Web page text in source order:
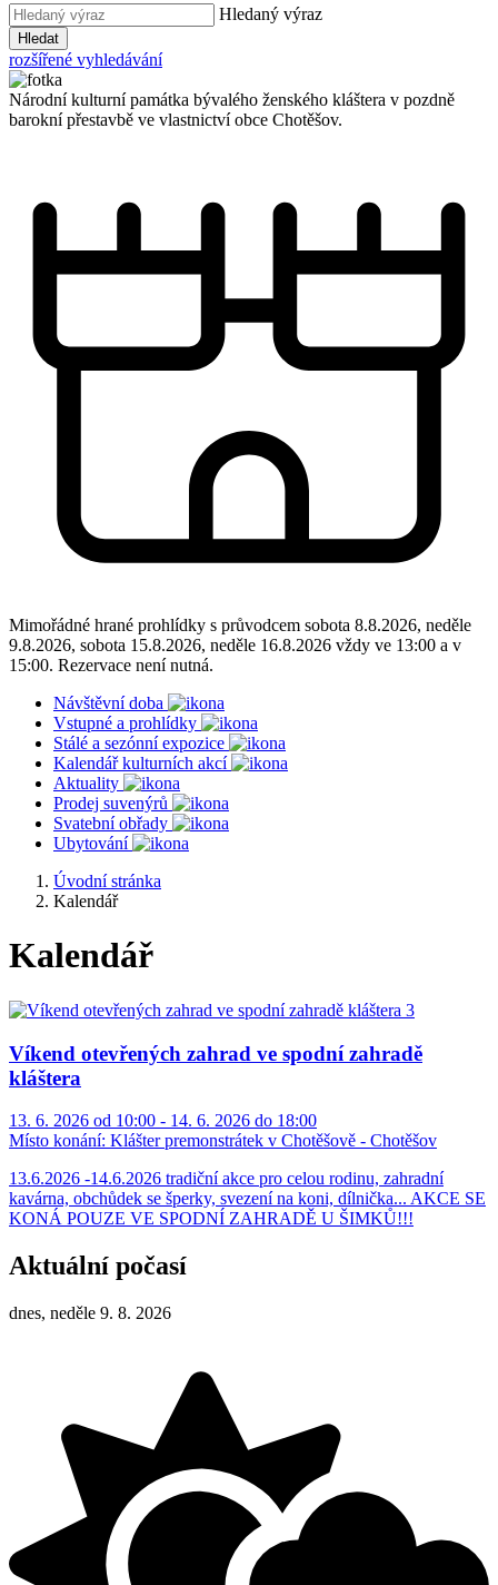
Hledaný výraz
Hledat
rozšířené vyhledávání
Národní kulturní památka bývalého ženského kláštera v pozdně
barokní přestavbě ve vlastnictví obce Chotěšov.
Mimořádné hrané prohlídky s průvodcem sobota 8.8.2026, neděle
9.8.2026, sobota 15.8.2026, neděle 16.8.2026 vždy ve 13:00 a v
15:00. Rezervace není nutná.
Návštěvní doba
Vstupné a prohlídky
Stálé a sezónní expozice
Kalendář kulturních akcí
Aktuality
Prodej suvenýrů
Svatební obřady
Ubytování
Úvodní stránka
Kalendář
Kalendář
Víkend otevřených zahrad ve spodní zahradě
kláštera
13. 6. 2026 od 10:00 - 14. 6. 2026 do 18:00
Místo konání: Klášter premonstrátek v Chotěšově - Chotěšov
13.6.2026 -14.6.2026 tradiční akce pro celou rodinu, zahradní
kavárna, obchůdek se šperky, svezení na koni, dílnička... AKCE SE
KONÁ POUZE VE SPODNÍ ZAHRADĚ U ŠIMKŮ!!!
Aktuální počasí
dnes, neděle 9. 8. 2026